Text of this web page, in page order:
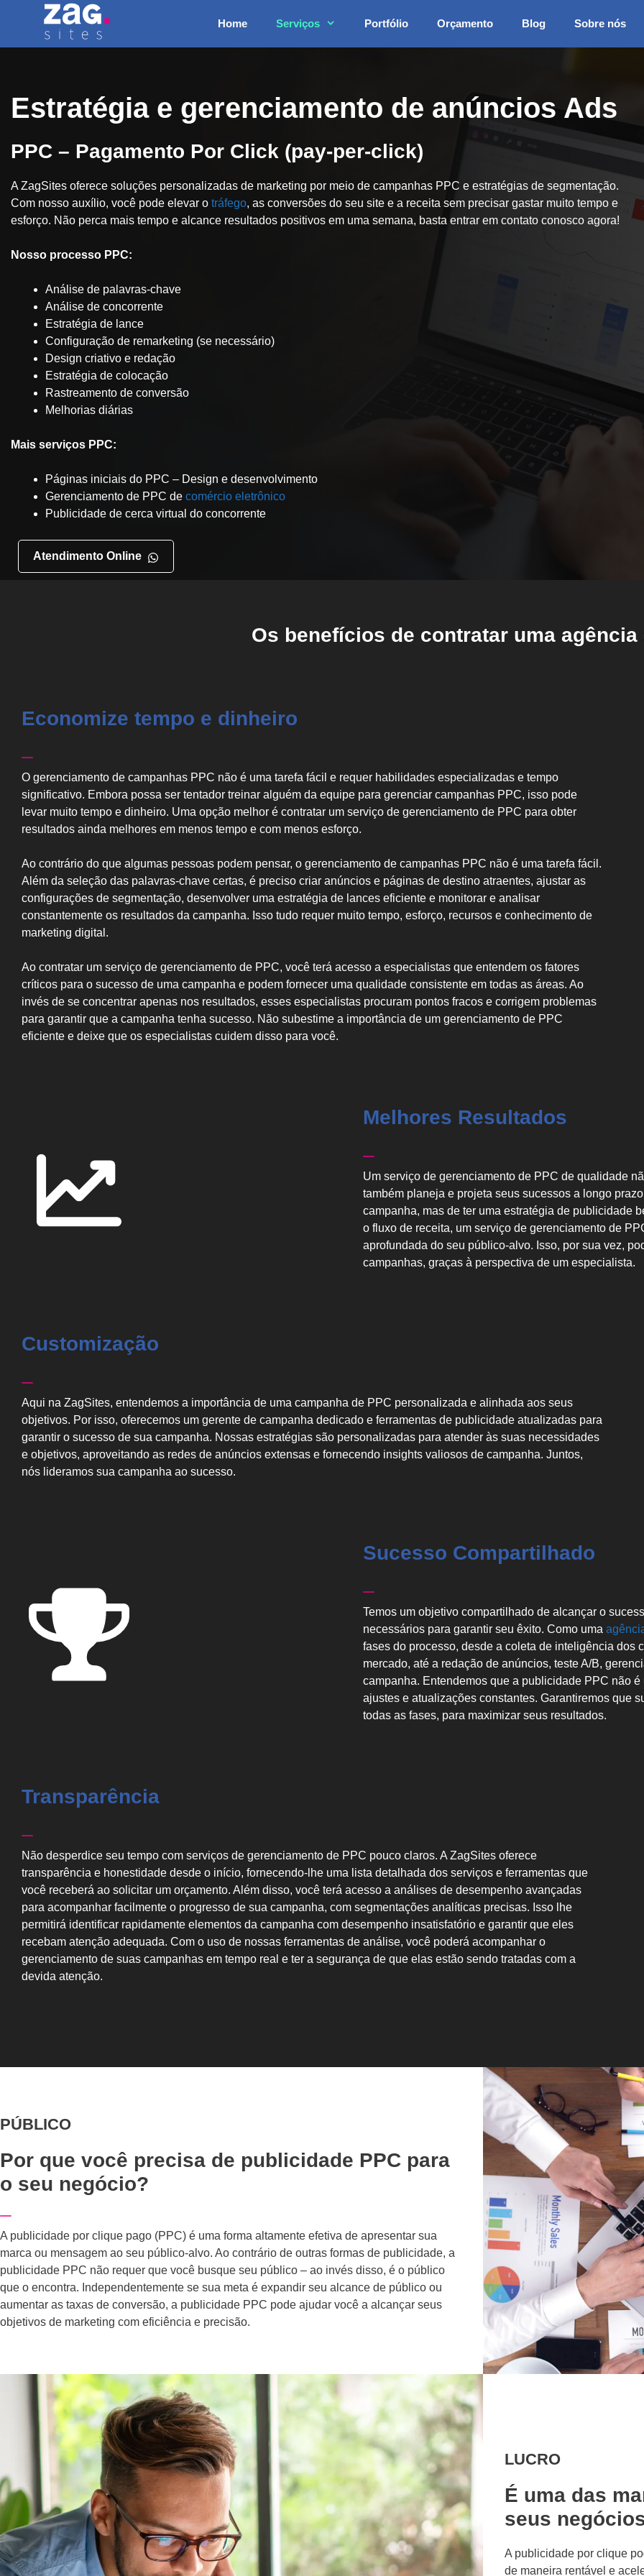
Home Serviços Portfólio Orçamento Blog Sobre nós
Estratégia e gerenciamento de anúncios Ads
PPC – Pagamento Por Click (pay-per-click)
A ZagSites oferece soluções personalizadas de marketing por meio de campanhas PPC e estratégias de segmentação.
Com nosso auxílio, você pode elevar o tráfego, as conversões do seu site e a receita sem precisar gastar muito tempo e
esforço. Não perca mais tempo e alcance resultados positivos em uma semana, basta entrar em contato conosco agora!
Nosso processo PPC:
Análise de palavras-chave
Análise de concorrente
Estratégia de lance
Configuração de remarketing (se necessário)
Design criativo e redação
Estratégia de colocação
Rastreamento de conversão
Melhorias diárias
Mais serviços PPC:
Páginas iniciais do PPC – Design e desenvolvimento
Gerenciamento de PPC de comércio eletrônico
Publicidade de cerca virtual do concorrente
Atendimento Online
Os benefícios de contratar uma agência
Economize tempo e dinheiro
O gerenciamento de campanhas PPC não é uma tarefa fácil e requer habilidades especializadas e tempo
significativo. Embora possa ser tentador treinar alguém da equipe para gerenciar campanhas PPC, isso pode
levar muito tempo e dinheiro. Uma opção melhor é contratar um serviço de gerenciamento de PPC para obter
resultados ainda melhores em menos tempo e com menos esforço.
Ao contrário do que algumas pessoas podem pensar, o gerenciamento de campanhas PPC não é uma tarefa fácil.
Além da seleção das palavras-chave certas, é preciso criar anúncios e páginas de destino atraentes, ajustar as
configurações de segmentação, desenvolver uma estratégia de lances eficiente e monitorar e analisar
constantemente os resultados da campanha. Isso tudo requer muito tempo, esforço, recursos e conhecimento de
marketing digital.
Ao contratar um serviço de gerenciamento de PPC, você terá acesso a especialistas que entendem os fatores
críticos para o sucesso de uma campanha e podem fornecer uma qualidade consistente em todas as áreas. Ao
invés de se concentrar apenas nos resultados, esses especialistas procuram pontos fracos e corrigem problemas
para garantir que a campanha tenha sucesso. Não subestime a importância de um gerenciamento de PPC
eficiente e deixe que os especialistas cuidem disso para você.
Melhores Resultados
Um serviço de gerenciamento de PPC de qualidade
também planeja e projeta seus sucessos a longo
campanha, mas de ter uma estratégia de publicidade
o fluxo de receita, um serviço de gerenciamento de
aprofundada do seu público-alvo. Isso, por sua vez,
campanhas, graças à perspectiva de um especialista.
Customização
Aqui na ZagSites, entendemos a importância de uma campanha de PPC personalizada e alinhada aos seus
objetivos. Por isso, oferecemos um gerente de campanha dedicado e ferramentas de publicidade atualizadas para
garantir o sucesso de sua campanha. Nossas estratégias são personalizadas para atender às suas necessidades
e objetivos, aproveitando as redes de anúncios extensas e fornecendo insights valiosos de campanha. Juntos,
nós lideramos sua campanha ao sucesso.
Sucesso Compartilhado
Temos um objetivo compartilhado de alcançar o
necessários para garantir seu êxito. Como uma
fases do processo, desde a coleta de inteligência dos
mercado, até a redação de anúncios, teste A/B,
campanha. Entendemos que a publicidade PPC não
ajustes e atualizações constantes. Garantiremos que
todas as fases, para maximizar seus resultados.
Transparência
Não desperdice seu tempo com serviços de gerenciamento de PPC pouco claros. A ZagSites oferece
transparência e honestidade desde o início, fornecendo-lhe uma lista detalhada dos serviços e ferramentas que
você receberá ao solicitar um orçamento. Além disso, você terá acesso a análises de desempenho avançadas
para acompanhar facilmente o progresso de sua campanha, com segmentações analíticas precisas. Isso lhe
permitirá identificar rapidamente elementos da campanha com desempenho insatisfatório e garantir que eles
recebam atenção adequada. Com o uso de nossas ferramentas de análise, você poderá acompanhar o
gerenciamento de suas campanhas em tempo real e ter a segurança de que elas estão sendo tratadas com a
devida atenção.
PÚBLICO
Por que você precisa de publicidade PPC para
o seu negócio?
A publicidade por clique pago (PPC) é uma forma altamente efetiva de apresentar sua
marca ou mensagem ao seu público-alvo. Ao contrário de outras formas de publicidade, a
publicidade PPC não requer que você busque seu público – ao invés disso, é o público
que o encontra. Independentemente se sua meta é expandir seu alcance de público ou
aumentar as taxas de conversão, a publicidade PPC pode ajudar você a alcançar seus
objetivos de marketing com eficiência e precisão.
LUCRO
É uma das
seus
A publicidade por clique
de maneira rentável e
WHATSAPP: (62)